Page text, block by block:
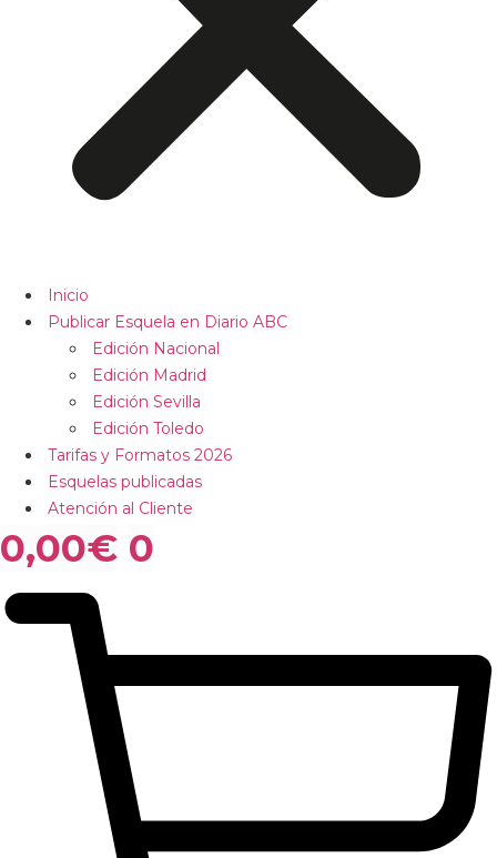
Inicio
Publicar Esquela en Diario ABC
Edición Nacional
Edición Madrid
Edición Sevilla
Edición Toledo
Tarifas y Formatos 2026
Esquelas publicadas
Atención al Cliente
0,00€ 0